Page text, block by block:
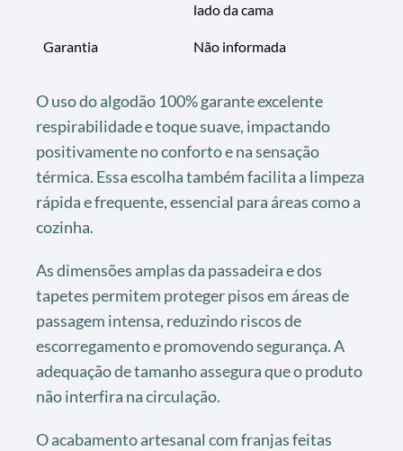
lado da cama
Garantia Não informada
O uso do algodão 100% garante excelente
respirabilidade e toque suave, impactando
positivamente no conforto e na sensação
térmica. Essa escolha também facilita a limpeza
rápida e frequente, essencial para áreas como a
cozinha.
As dimensões amplas da passadeira e dos
tapetes permitem proteger pisos em áreas de
passagem intensa, reduzindo riscos de
escorregamento e promovendo segurança. A
adequação de tamanho assegura que o produto
não interfira na circulação.
O acabamento artesanal com franjas feitas